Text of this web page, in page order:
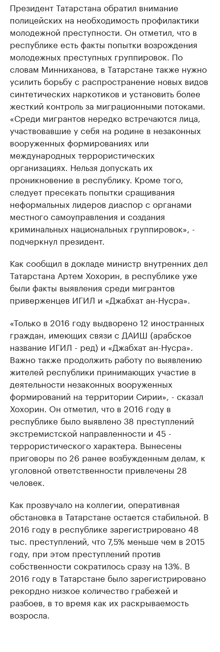
Президент Татарстана обратил внимание
полицейских на необходимость профилактики
молодежной преступности. Он отметил, что в
республике есть факты попытки возрождения
молодежных преступных группировок. По
словам Минниханова, в Татарстане также нужно
усилить борьбу с распространение новых видов
синтетических наркотиков и установить более
жесткий контроль за миграционными потоками.
«Среди мигрантов нередко встречаются лица,
участвовавшие у себя на родине в незаконных
вооруженных формированиях или
международных террористических
организациях. Нельзя допускать их
проникновение в республику. Кроме того,
следует пресекать попытки сращивания
неформальных лидеров диаспор с органами
местного самоуправления и создания
криминальных национальных группировок», -
подчеркнул президент.
Как сообщил в докладе министр внутренних дел
Татарстана Артем Хохорин, в республике уже
были факты выявления среди мигрантов
приверженцев ИГИЛ и «Джабхат ан-Нусра».
«Только в 2016 году выдворено 12 иностранных
граждан, имеющих связи с ДАИШ (арабское
название ИГИЛ - ред) и «Джабхат ан-Нусра».
Важно также продолжить работу по выявлению
жителей республики принимающих участие в
деятельности незаконных вооруженных
формирований на территории Сирии», - сказал
Хохорин. Он отметил, что в 2016 году в
республике было выявлено 38 преступлений
экстремистской направленности и 45 -
террористического характера. Вынесены
приговоры по 26 ранее возбужденным делам, к
уголовной ответственности привлечены 28
человек.
Как прозвучало на коллегии, оперативная
обстановка в Татарстане остается стабильной. В
2016 году в республике зарегистрировано 48
тыс. преступлений, что 7,5% меньше чем в 2015
году, при этом преступлений против
собственности сократилось сразу на 13%. В
2016 году в Татарстане было зарегистрировано
рекордно низкое количество грабежей и
разбоев, в то время как их раскрываемость
возросла.